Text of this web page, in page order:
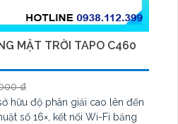
MẶT TRỜI TAPO C460
₫
hữu độ phân giải cao lên đến
số 16×, kết nối Wi-Fi băng